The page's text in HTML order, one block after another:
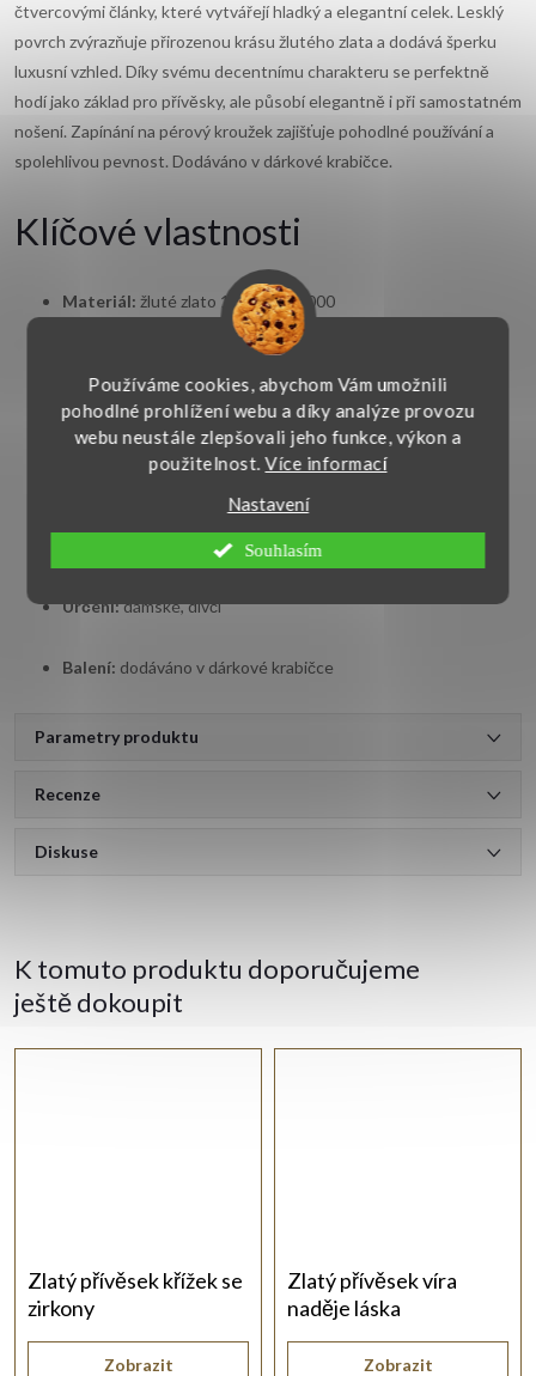
Používáme cookies, abychom Vám umožnili
pohodlné prohlížení webu a díky analýze provozu
webu neustále zlepšovali jeho funkce, výkon a
použitelnost.Více informací
Nastavení
Souhlasím
čtvercovými články, které vytvářejí hladký a elegantní celek. Lesklý
povrch zvýrazňuje přirozenou krásu žlutého zlata a dodává šperku
luxusní vzhled. Díky svému decentnímu charakteru se perfektně
hodí jako základ pro přívěsky, ale působí elegantně i při samostatném
nošení. Zapínání na pérový kroužek zajišťuje pohodlné používání a
spolehlivou pevnost. Dodáváno v dárkové krabičce.
Klíčové vlastnosti
Materiál: žluté zlato 14kt. 585/1000
Zapínání:pérový kroužek
jemný, elegantní
Určení:dámské, dívčí
Balení: dodáváno v dárkové krabičce
Parametry produktu
Recenze
Diskuse
K tomuto produktu doporučujeme
ještě dokoupit
Zlatý přívěsek křížek se
zirkony
Zobrazit
Zlatý přívěsek víra
naděje láska
Zobrazit